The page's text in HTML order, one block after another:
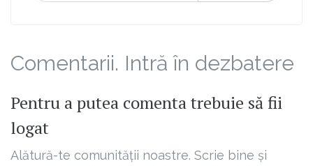
Comentarii. Intră în dezbatere
Pentru a putea comenta trebuie să fii
logat
Alătură-te comunității noastre. Scrie bine și